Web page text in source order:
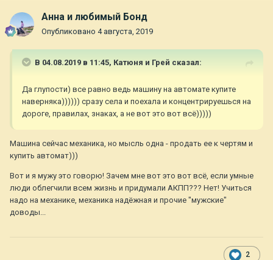
Анна и любимый Бонд
Опубликовано 4 августа, 2019
В 04.08.2019 в 11:45, Катюня и Грей сказал:
Да глупости) все равно ведь машину на автомате купите
наверняка)))))) сразу села и поехала и концентрируешься на
дороге, правилах, знаках, а не вот это вот всё)))))
Машина сейчас механика, но мысль одна - продать ее к чертям и
купить автомат)))
Вот и я мужу это говорю! Зачем мне вот это вот всё, если умные
люди облегчили всем жизнь и придумали АКПП??? Нет! Учиться
надо на механике, механика надёжная и прочие "мужские"
доводы...
2